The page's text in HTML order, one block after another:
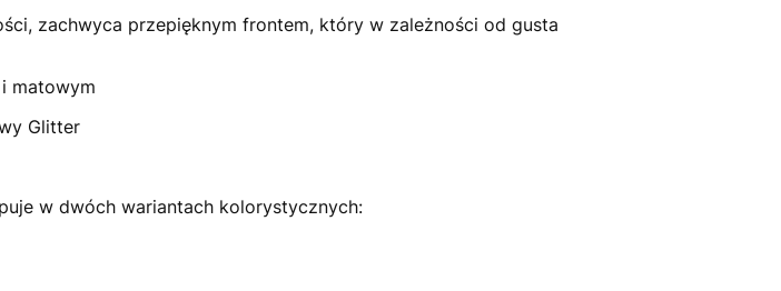
zachwyca przepięknym frontem, który w zależności od gusta
matowym
Glitter
w dwóch wariantach kolorystycznych: